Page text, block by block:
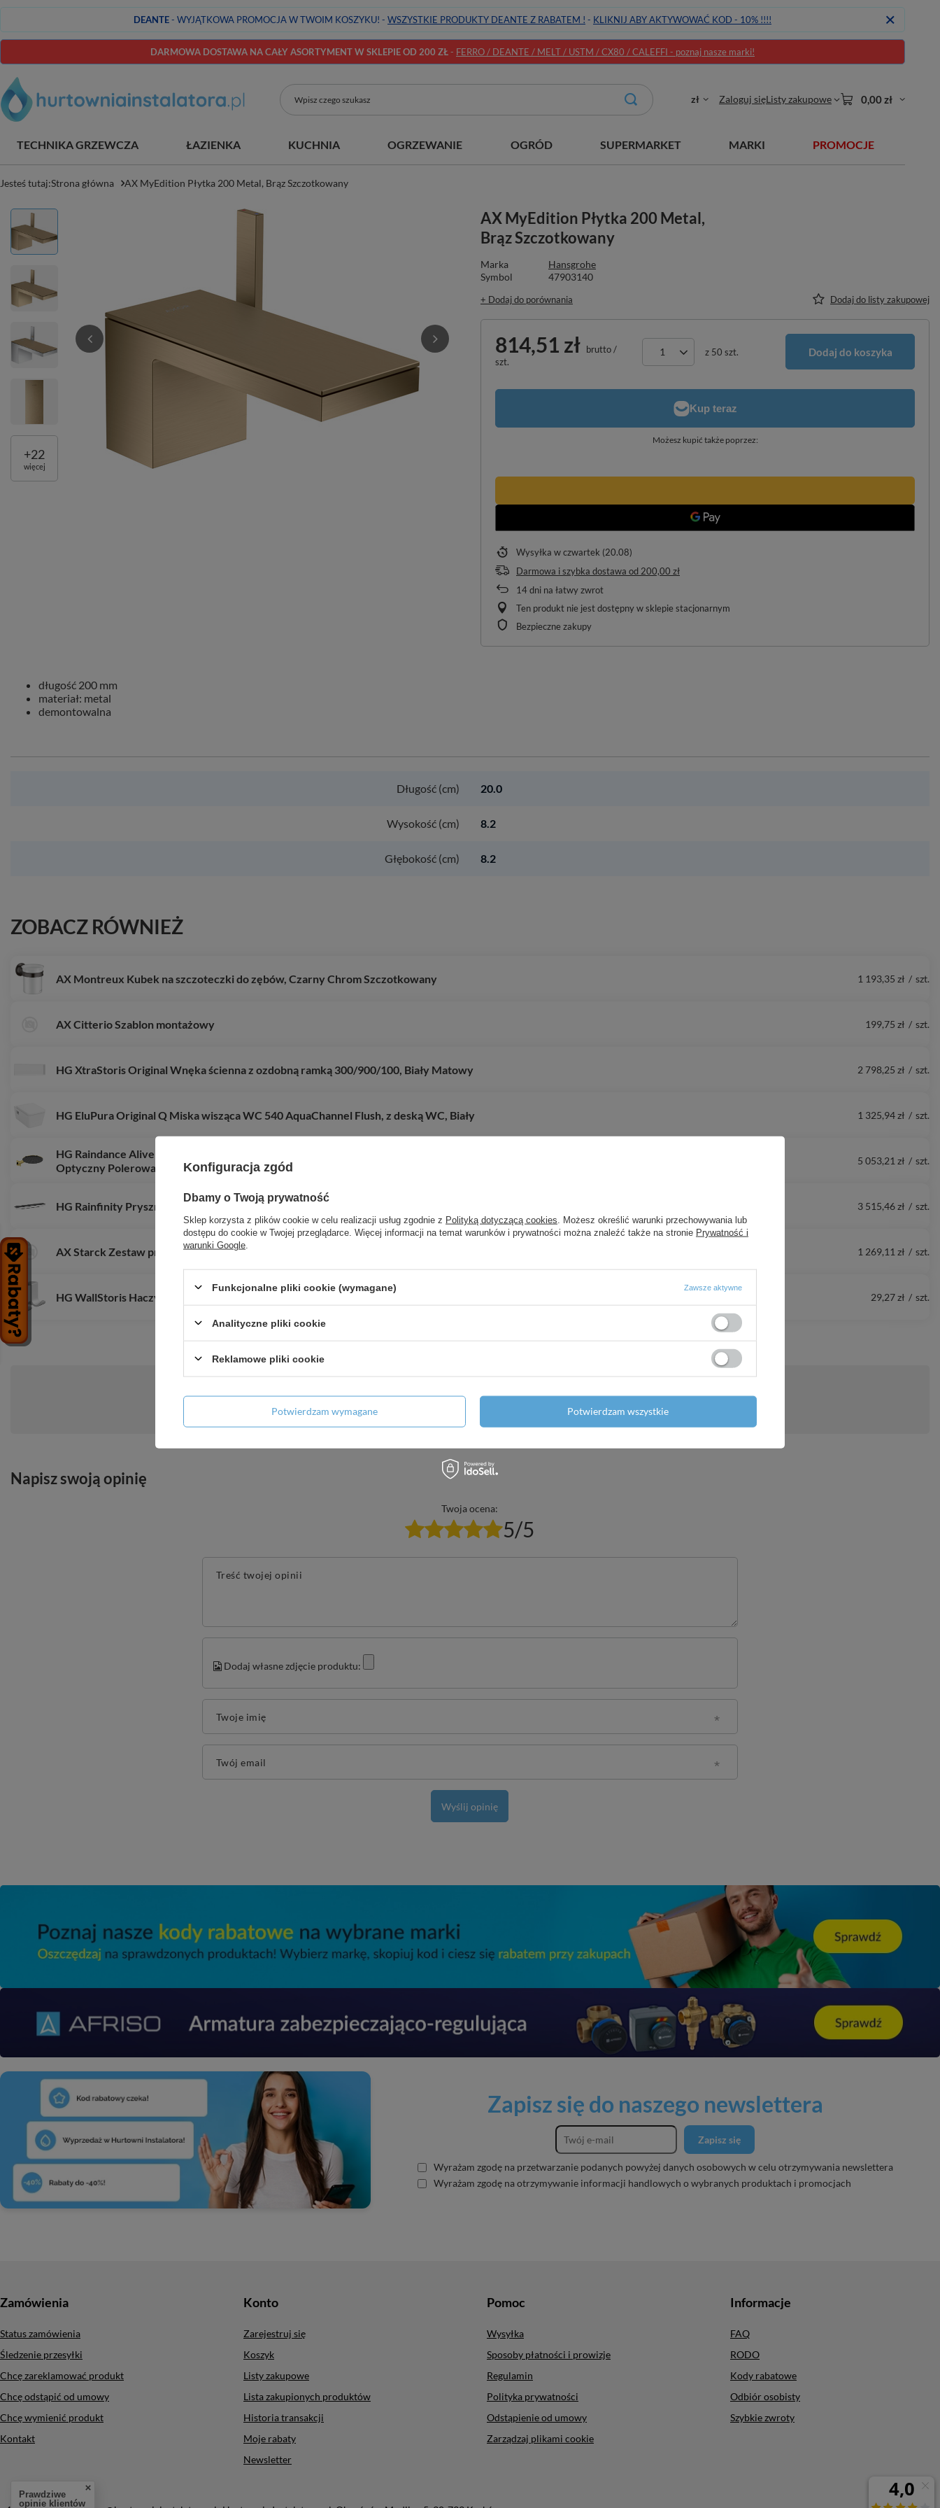
DEANTE- WYJĄTKOWA PROMOCJA W TWOIM KOSZYKU! - WSZYSTKIE PRODUKTY DEANTE Z RABATEM ! - KLIKNIJ ABY AKTYWOWAĆ KOD - 10% !!!!
DARMOWA DOSTAWA NA CAŁY ASORTYMENT W SKLEPIE OD 200 ZŁ- FERRO / DEANTE / MELT / USTM / CX80 / CALEFFI - poznaj nasze marki!
zł Zaloguj sięListy zakupowe 0,00 zł
TECHNIKA GRZEWCZA ŁAZIENKA KUCHNIA OGRZEWANIE OGRÓD SUPERMARKET MARKI PROMOCJE
Jesteś tutaj:Strona główna AX MyEdition Płytka 200 Metal, Brąz Szczotkowany
+22
więcej
AX MyEdition Płytka 200 Metal,
Brąz Szczotkowany
Marka
Hansgrohe
Symbol
47903140
+ Dodaj do porównania Dodaj do listy zakupowej
814,51 zł brutto/
szt.
z 50 szt. Dodaj do koszyka
Możesz kupić także poprzez:
Wysyłka w czwartek (20.08)
Darmowa i szybka dostawa od 200,00 zł
14dni na łatwy zwrot
Ten produkt nie jest dostępny w sklepie stacjonarnym
Bezpieczne zakupy
długość 200 mm
materiał: metal
demontowalna
Długość (cm) 20.0
Wysokość (cm) 8.2
Głębokość (cm) 8.2
ZOBACZ RÓWNIEŻ
AX Montreux Kubek na szczoteczki do zębów, Czarny Chrom Szczotkowany 1 193,35 zł / szt.
AX Citterio Szablon montażowy 199,75 zł / szt.
HG XtraStoris Original Wnęka ścienna z ozdobną ramką 300/900/100, Biały Matowy 2 798,25 zł / szt.
HG EluPura Original Q Miska wisząca WC 540 AquaChannel Flush, z deską WC, Biały 1 325,94 zł / szt.
HG Raindance Alive S Głowica prysznicowa 300 2jet z ramieniem prysznicowym, Złoty
Optyczny Polerowany
5 053,21 zł / szt.
HG Rainfinity Prysznic na ramiona 500 1jet z półką, Biały Matowy 3 515,46 zł / szt.
AX Starck Zestaw przedłużający 28 mm do kolumny prysznicowej 1 269,11 zł / szt.
HG WallStoris Haczyki na ręcznik, szerokie, Biały Matowy 29,27 zł / szt.
Potrzebujesz pomocy? Masz pytania?
Zadaj pytanie a my odpowiemy niezwłocznie, najciekawsze pytania i odpowiedzi publikując dla innych.
Zadaj pytanie
Napisz swoją opinię
Twoja ocena:
5/5
Treść twojej opinii
Dodaj własne zdjęcie produktu:
Twoje imię
Twój email
Wyślij opinię
Zapisz się do naszego newslettera
Zapisz się
Wyrażam zgodę na przetwarzanie podanych powyżej danych osobowych w celu otrzymywania newslettera
Wyrażam zgodę na otrzymywanie informacji handlowych o wybranych produktach i promocjach
Zamówienia
Status zamówienia
Śledzenie przesyłki
Chcę zareklamować produkt
Chcę odstąpić od umowy
Chcę wymienić produkt
Kontakt
Konto
Zarejestruj się
Koszyk
Listy zakupowe
Lista zakupionych produktów
Historia transakcji
Moje rabaty
Newsletter
Pomoc
Wysyłka
Sposoby płatności i prowizje
Regulamin
Polityka prywatności
Odstąpienie od umowy
Zarządzaj plikami cookie
Informacje
FAQ
RODO
Kody rabatowe
Odbiór osobisty
Szybkie zwroty
Prawdziwe
opinie klientów
Konfiguracja zgód
Dbamy o Twoją prywatność
Sklep korzysta z plików cookie w celu realizacji usług zgodnie z Polityką dotyczącą cookies . Możesz określić warunki przechowywania lub
dostępu do cookie w Twojej przeglądarce. Więcej informacji na temat warunków i prywatności można znaleźć także na stronie Prywatność i
warunki Google
Funkcjonalne pliki cookie (wymagane) Zawsze aktywne
Analityczne pliki cookie
Reklamowe pliki cookie
Potwierdzam wymagane Potwierdzam wszystkie